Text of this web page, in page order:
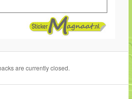
are currently closed.